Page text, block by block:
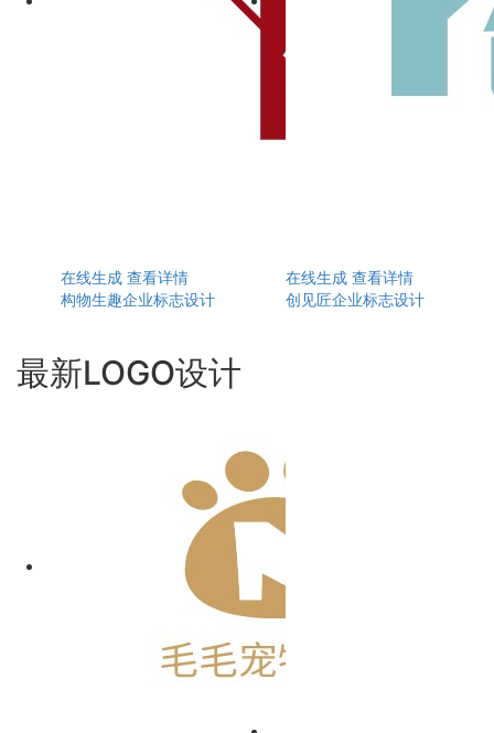
在线生成 查看详情
构物生趣企业标志设计
在线生成 查看详情
创见匠企业标志设计
最新LOGO设计